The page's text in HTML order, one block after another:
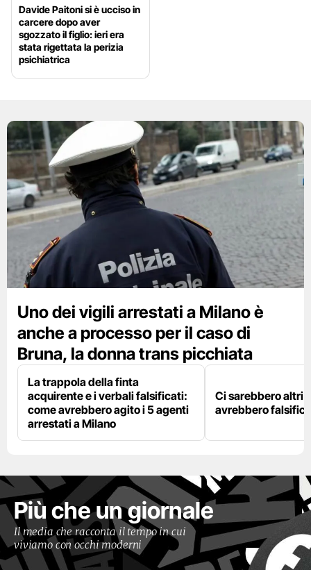
Davide Paitoni si è ucciso in
carcere dopo aver
sgozzato il figlio: ieri era
stata rigettata la perizia
psichiatrica
Uno dei vigili arrestati a Milano è
anche a processo per il caso di
Bruna, la donna trans picchiata
La trappola della finta
acquirente e i verbali falsificati:
come avrebbero agito i 5 agenti
arrestati a Milano
Ci sarebbero altri
avrebbero
Più che un giornale
Il media che racconta il tempo in cui
viviamo con occhi moderni